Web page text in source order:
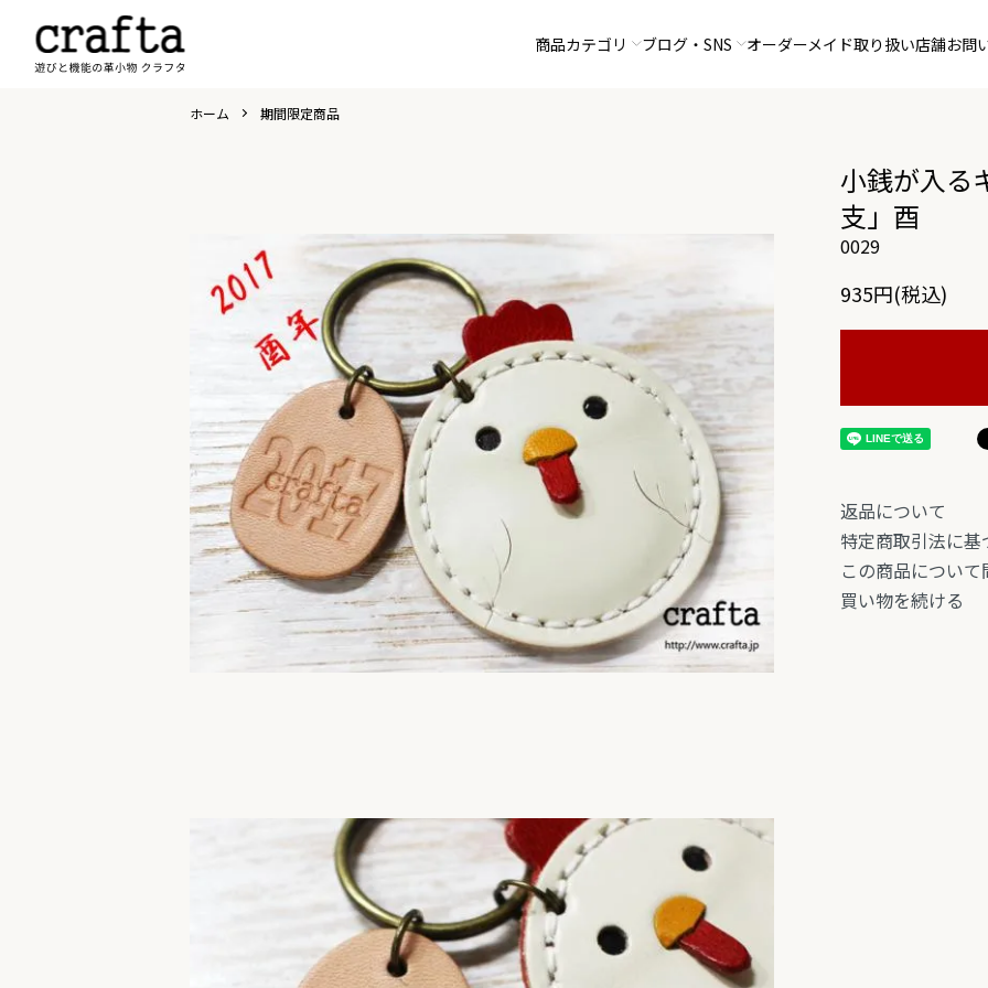
商品カテゴリ ブログ・SNS オーダーメイド取り扱い店舗お問
ホーム 期間限定商品
小銭が入る
支」酉
0029
935円(税込)
返品について
特定商取引法に基
この商品につい
買い物を続ける